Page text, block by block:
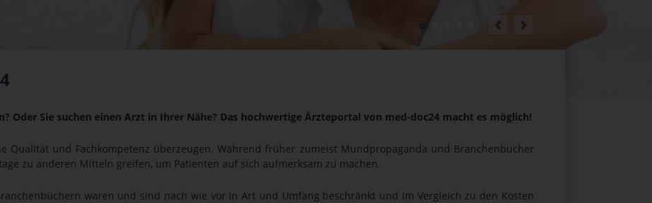
Oder Sie suchen einen Arzt in Ihrer Nähe? Das hochwertige Ärzteportal von med-doc24 macht es möglich!
Qualität und Fachkompetenz überzeugen. Während früher zumeist Mundpropaganda und Branchenbücher
zu anderen Mitteln greifen, um Patienten auf sich aufmerksam zu machen.
waren und sind nach wie vor in Art und Umfang beschränkt und im Vergleich zu den Kosten